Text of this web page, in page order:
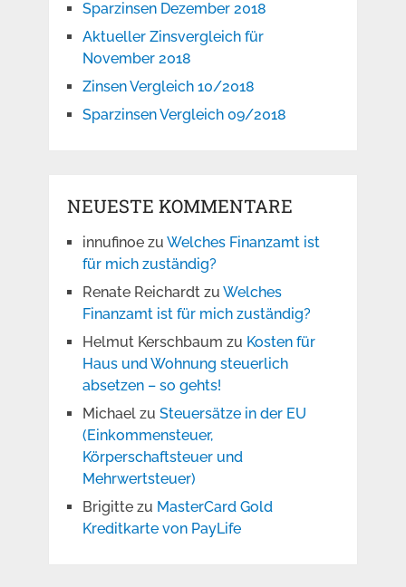
Sparzinsen Dezember 2018
Aktueller Zinsvergleich für
November 2018
Zinsen Vergleich 10/2018
Sparzinsen Vergleich 09/2018
NEUESTE KOMMENTARE
innufinoezu Welches Finanzamt ist
für mich zuständig?
Renate Reichardtzu Welches
Finanzamt ist für mich zuständig?
Helmut Kerschbaum zu Kosten für
Haus und Wohnung steuerlich
absetzen – so gehts!
Michaelzu Steuersätze in der EU
(Einkommensteuer,
Körperschaftsteuer und
Mehrwertsteuer)
Brigittezu MasterCard Gold
Kreditkarte von PayLife